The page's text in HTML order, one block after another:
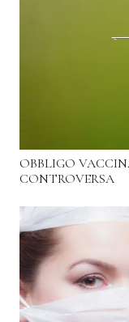
OBBLIGO
CONTROVERSA